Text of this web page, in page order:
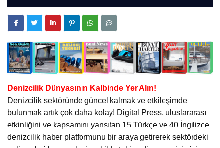
Denizcilik Dünyasının Kalbinde Yer Alın!
Denizcilik sektöründe güncel kalmak ve etkileşimde
bulunmak artık çok daha kolay! Digital Press, uluslararası
etkinliğini ve kapsamını yansıtan 15 Türkçe ve 40 İngilizce
denizcilik haber platformunu bir araya getirerek sektördeki